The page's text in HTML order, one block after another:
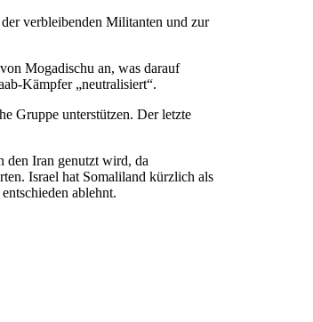
verbleibenden Militanten und zur
Mogadischu an, was darauf
Kämpfer „neutralisiert“.
Gruppe unterstützen. Der letzte
den Iran genutzt wird, da
Israel hat Somaliland kürzlich als
ablehnt.